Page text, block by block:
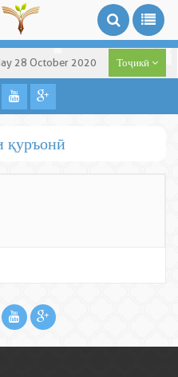
28 October 2020 Тоҷикӣ
қуръонӣ